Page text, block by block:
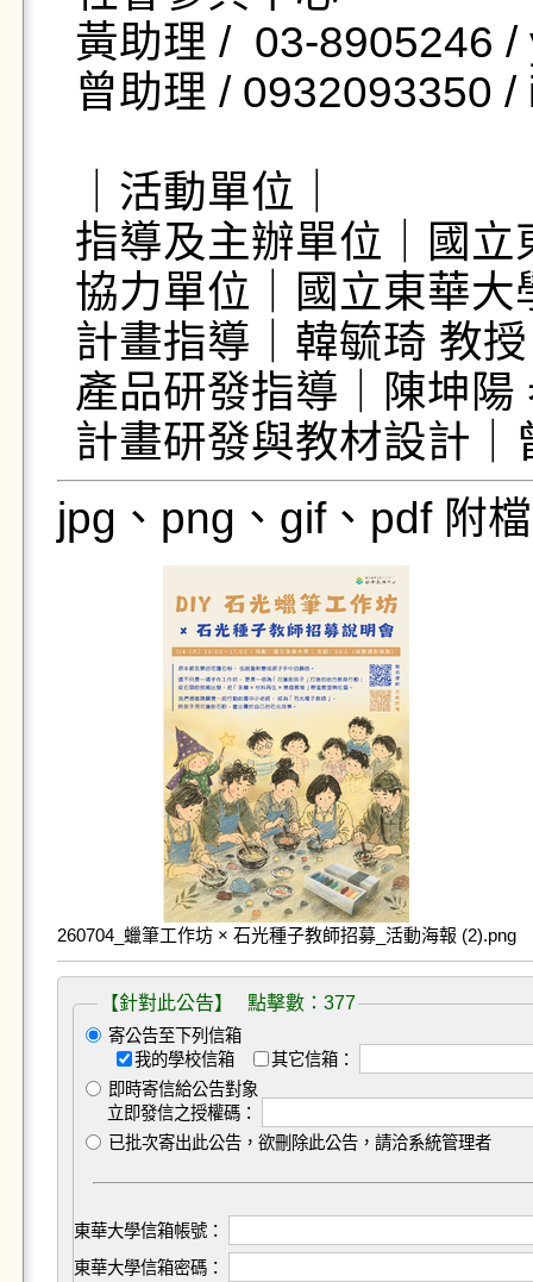
黃助理 /  03-8905246
曾助理 / 0932093350
｜活動單位｜
指導及主辦單位｜國
協力單位｜國立東華大
計畫指導｜韓毓琦 教授
產品研發指導｜陳坤陽
計畫研發與教材設計｜
jpg、png、gif、pdf 附
260704_蠟筆工作坊 × 石光種子教師招募_活動海報 (2).png
【針對此公告】 點擊數：377
寄公告至下列信箱
我的學校信箱
其它信箱：
即時寄信給公告對象
立即發信之授權碼：
已批次寄出此公告，欲刪除此公告，請洽系統管理者
東華大學信箱帳號：
東華大學信箱密碼：